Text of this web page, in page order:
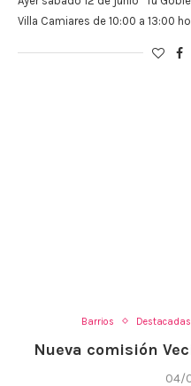
Villa Camiares de 10:00 a 13:00
Barrios Destacadas
Nueva comisión
04/